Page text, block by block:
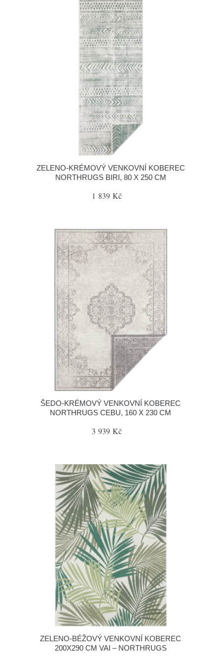
ZELENO-KRÉMOVÝ VENKOVNÍ KOBEREC
NORTHRUGS BIRI, 80 X 250 CM
1 839 Kč
ŠEDO-KRÉMOVÝ VENKOVNÍ KOBEREC
NORTHRUGS CEBU, 160 X 230 CM
3 939 Kč
ZELENO-BÉŽOVÝ VENKOVNÍ KOBEREC
200X290 CM VAI – NORTHRUGS